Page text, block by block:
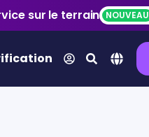
sur le terrain NOUVEAU